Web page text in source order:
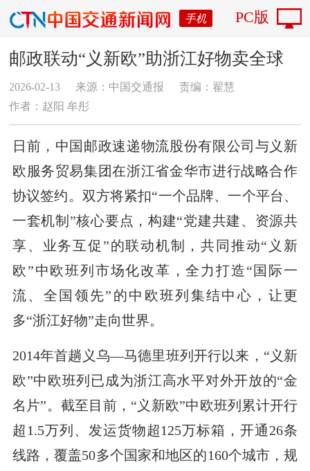
手机 PC版
邮政联动“义新欧”助浙江好物卖全球
2026-02-13 来源：中国交通报
责编：翟慧
作者：赵阳 牟彤
日前，中国邮政速递物流股份有限公司与义新
欧服务贸易集团在浙江省金华市进行战略合作
协议签约。双方将紧扣“一个品牌、一个平台、
一套机制”核心要点，构建“党建共建、资源共
享、业务互促”的联动机制，共同推动“义新
欧”中欧班列市场化改革，全力打造“国际一
流、全国领先”的中欧班列集结中心，让更
多“浙江好物”走向世界。
2014年首趟义乌—马德里班列开行以来，“义新
欧”中欧班列已成为浙江高水平对外开放的“金
名片”。截至目前，“义新欧”中欧班列累计开行
超1.5万列、发运货物超125万标箱，开通26条
线路，覆盖50多个国家和地区的160个城市，规